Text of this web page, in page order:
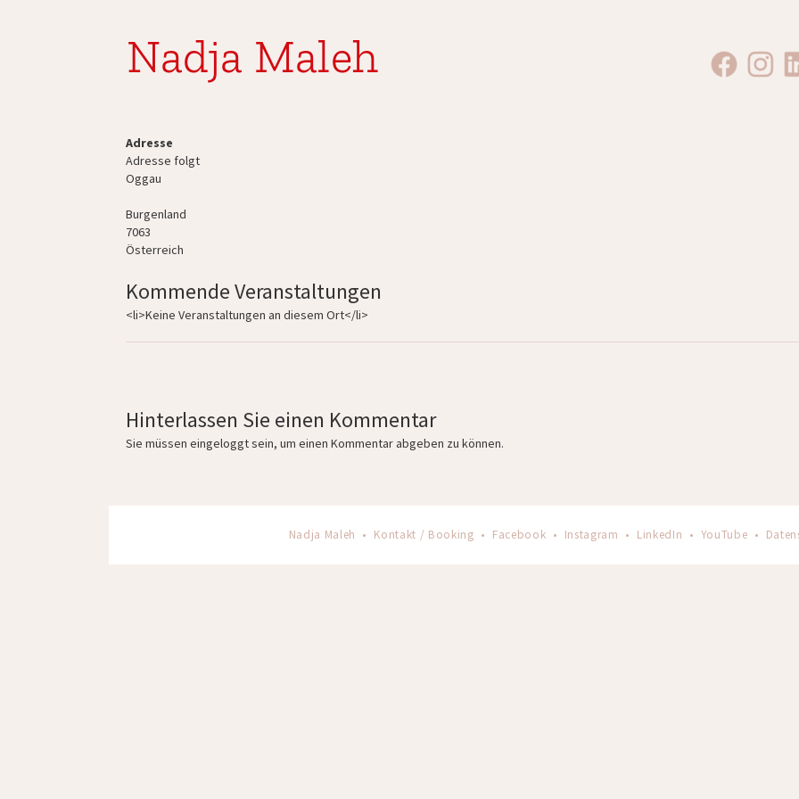
Nadja Maleh
Adresse
Adresse folgt
Oggau
Burgenland
7063
Österreich
Kommende Veranstaltungen
<li>Keine Veranstaltungen an diesem Ort</li>
Hinterlassen Sie einen Kommentar
Sie müssen eingeloggtsein, um einen Kommentar abgeben zu können.
Nadja Maleh • Kontakt / Booking • Facebook • Instagram • LinkedIn • YouTube •